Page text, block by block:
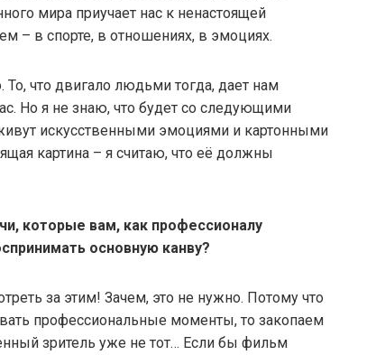
мира приучает нас к ненастоящей
– в спорте, в отношениях, в эмоциях.
То, что двигало людьми тогда, дает нам
Но я не знаю, что будет со следующими
искусственными эмоциями и картонными
картина – я считаю, что её должны
которые вам, как профессионалу
основную канву?
за этим! Зачем, это не нужно. Потому что
профессиональные моменты, то закопаем
зритель уже не тот… Если бы фильм